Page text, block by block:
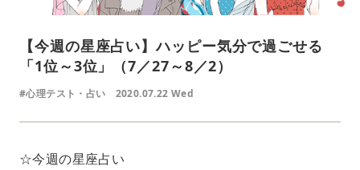
【今週の星座占い】ハッピー気分で過ごせる
「1位～3位」（7／27～8／2）
#心理テスト・占い 2020.07.22 Wed
☆今週の星座占い